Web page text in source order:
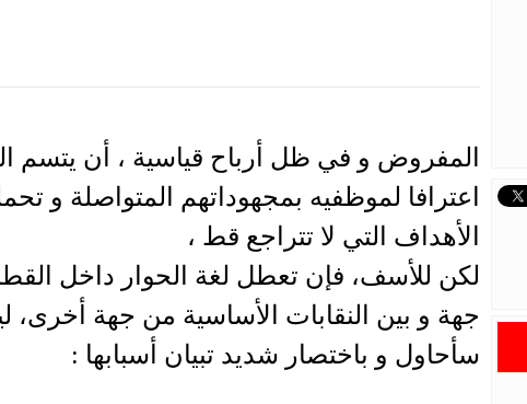
المفروض و في ظل أرباح قياسية ، أن يتسم
اعترافا لموظفيه بمجهوداتهم المتواصلة و
الأهداف التي لا تتراجع قط ،
لكن للأسف، فإن تعطل لغة الحوار داخل
جهة و بين النقابات الأساسية من جهة
سأحاول و باختصار شديد تبيان أسبابها :